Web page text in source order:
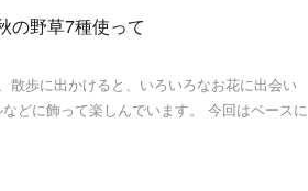
野草7種使って
散歩に出かけると、いろいろなお花に出会い
どに飾って楽しんでいます。 今回はベースに